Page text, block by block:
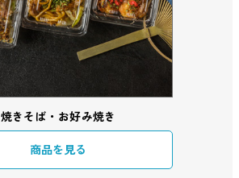
焼きそば・お好み焼き
商品を見る